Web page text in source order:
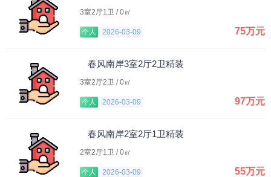
3室2厅1卫 / 0㎡
个人 2026-03-09 75万元
春风南岸3室2厅2卫精装
3室2厅2卫 / 0㎡
个人 2026-03-09 97万元
春风南岸2室2厅1卫精装
2室2厅1卫 / 0㎡
个人 2026-03-09 55万元